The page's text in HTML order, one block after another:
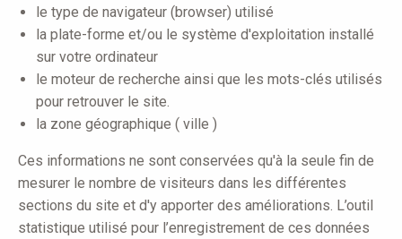
le type de navigateur (browser) utilisé
la plate-forme et/ou le système d'exploitation installé
sur votre ordinateur
le moteur de recherche ainsi que les mots-clés utilisés
pour retrouver le site.
la zone géographique ( ville )
Ces informations ne sont conservées qu'à la seule fin de
mesurer le nombre de visiteurs dans les différentes
sections du site et d'y apporter des améliorations. L’outil
statistique utilisé pour l’enregistrement de ces données